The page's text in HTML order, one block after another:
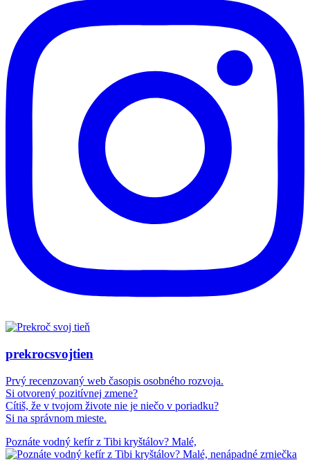
prekrocsvojtien
Prvý recenzovaný web časopis osobného rozvoja.
Si otvorený pozitívnej zmene?
Cítiš, že v tvojom živote nie je niečo v poriadku?
Si na správnom mieste.
Poznáte vodný kefír z Tibi kryštálov? Malé,